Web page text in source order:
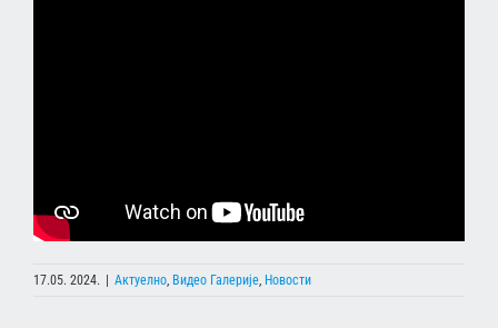
17.05. 2024. | Актуелно Видео Галерије Новости